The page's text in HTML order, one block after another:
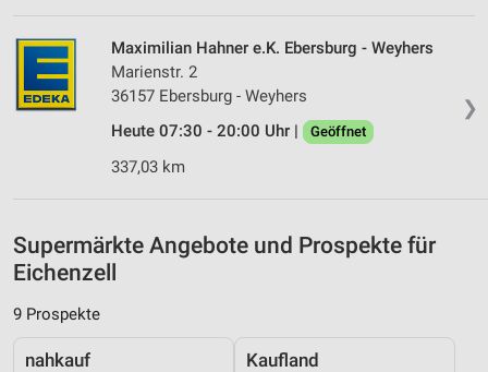
❯
Maximilian Hahner e.K. Ebersburg - Weyhers
Marienstr. 2
36157 Ebersburg - Weyhers
Heute 07:30 - 20:00 Uhr |
Geöffnet
337,03 km
Supermärkte Angebote und Prospekte für
Eichenzell
9 Prospekte
nahkauf Kaufland
Erstellung von Profilen für personalisierte
Werbung
Verwendung von Profilen zur Auswahl
personalisierter Werbung
Erstellung von Profilen zur Personalisierung
Verwendung von Profilen zur Auswahl
personalisierter Inhalte